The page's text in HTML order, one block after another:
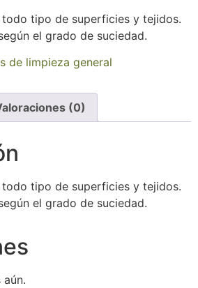
todo tipo de superficies y tejidos.
el grado de suciedad.
de limpieza general
(0)
todo tipo de superficies y tejidos.
el grado de suciedad.